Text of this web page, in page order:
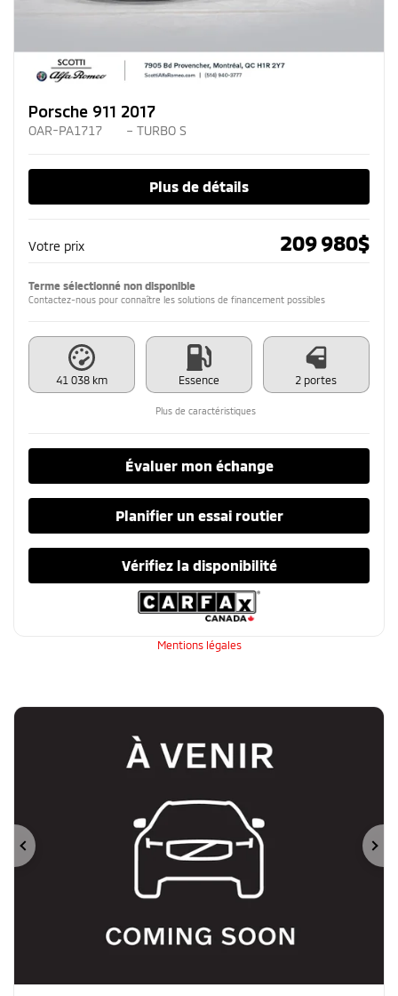
Porsche 911 2017
OAR-PA1717 – TURBO S
Plus de détails
Votre prix 209 980$
Terme sélectionné non disponible
Contactez-nous pour connaître les solutions de financement possibles
41 038 km Essence 2 portes
Plus de caractéristiques
Évaluer mon échange
Planifier un essai routier
Vérifiez la disponibilité
Mentions légales
Précédent